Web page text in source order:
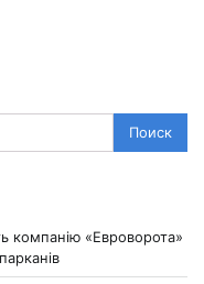
компанію «Евроворота»